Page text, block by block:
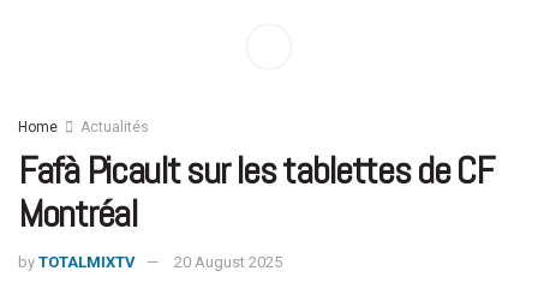
Home Actualités
Fafà Picault sur les tablettes de CF
Montréal
by TOTALMIXTV 20 August 2025